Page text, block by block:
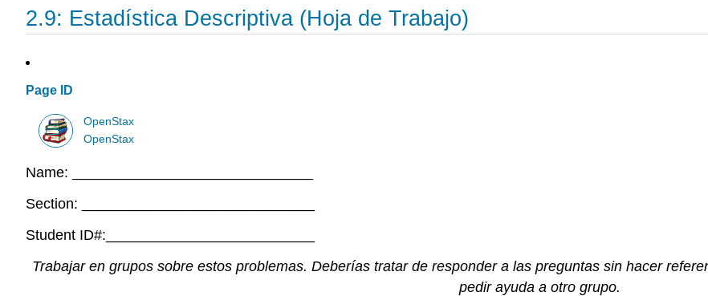
2.9: Estadística Descriptiva (Hoja de Trabajo)
Page ID
OpenStax
OpenStax
Name: ______________________________
Section: _____________________________
Student ID#:__________________________
Trabajar en grupos sobre estos problemas. Deberías tratar de responder a las preguntas sin hacer
pedir ayuda a otro grupo.